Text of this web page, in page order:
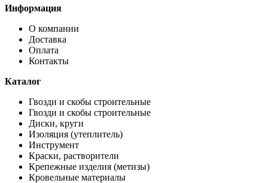
Информация
О компании
Доставка
Оплата
Контакты
Каталог
Гвозди и скобы строительные
Гвозди и скобы строительные
Диски, круги
Изоляция (утеплитель)
Инструмент
Краски, растворители
Крепежные изделия (метизы)
Кровельные материалы